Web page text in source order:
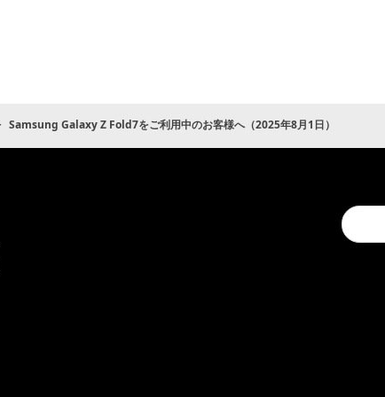
Samsung Galaxy Z Fold7をご利用中のお客様へ（2025年8月1日）
Conduct
a
search